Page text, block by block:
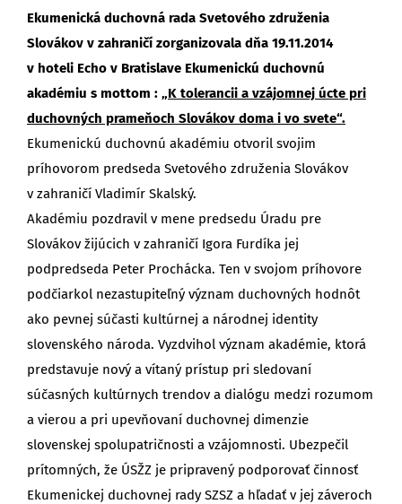
Ekumenická duchovná rada Svetového združenia
Slovákov v zahraničí zorganizovala dňa 19.11.2014
v hoteli Echo v Bratislave Ekumenickú duchovnú
akadémiu s mottom : „K tolerancii a vzájomnej úcte pri
duchovných prameňoch Slovákov doma i vo svete“.
Ekumenickú duchovnú akadémiu otvoril svojim
príhovorom predseda Svetového združenia Slovákov
v zahraničí Vladimír Skalský.
Akadémiu pozdravil v mene predsedu Úradu pre
Slovákov žijúcich v zahraničí Igora Furdíka jej
podpredseda Peter Prochácka. Ten v svojom príhovore
podčiarkol nezastupiteľný význam duchovných hodnôt
ako pevnej súčasti kultúrnej a národnej identity
slovenského národa. Vyzdvihol význam akadémie, ktorá
predstavuje nový a vítaný prístup pri sledovaní
súčasných kultúrnych trendov a dialógu medzi rozumom
a vierou a pri upevňovaní duchovnej dimenzie
slovenskej spolupatričnosti a vzájomnosti. Ubezpečil
prítomných, že ÚSŽZ je pripravený podporovať činnosť
Ekumenickej duchovnej rady SZSZ a hľadať v jej záveroch